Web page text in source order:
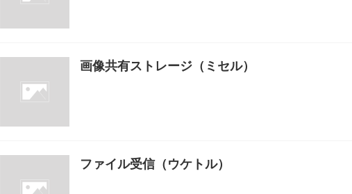
画像共有ストレージ（ミセル）
ファイル受信（ウケトル）